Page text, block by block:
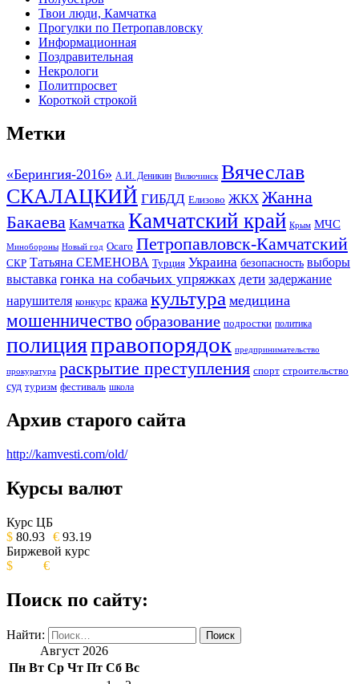
Твои люди, Камчатка
Прогулки по Петропавловску
Информационная
Поздравительная
Некрологи
Политпросвет
Короткой строкой
Метки
«Берингия-2016» А.И. Деникин Вилючинск Вячеслав
СКАЛАЦКИЙ ГИБДД Елизово ЖКХ Жанна
Бакаева Камчатка Камчатский край Крым МЧС
Минобороны Новый год Осаго Петропавловск-Камчатский
СКР Татьяна СЕМЕНОВА Турция Украина безопасность выборы
выставка гонка на собачьих упряжках дети задержание
нарушителя конкурс кража культура медицина
мошенничество образование подростки политика
полицияправопорядок предпринимательство
прокуратура раскрытие преступления спорт строительство
суд туризм фестиваль школа
Архив старого сайта
http://kamvesti.com/old/
ОБЩЕСТВЕННО-ПОЛИТИЧЕСКОЕ
ИЗДАНИЕ КАМЧАТСКОГО КРАЯ.
Курсы валют
Курс ЦБ
$ 80.93 € 93.19
Биржевой курс
$
€
Поиск по сайту:
Найти:
Август 2026
Пн Вт Ср Чт Пт Сб Вс